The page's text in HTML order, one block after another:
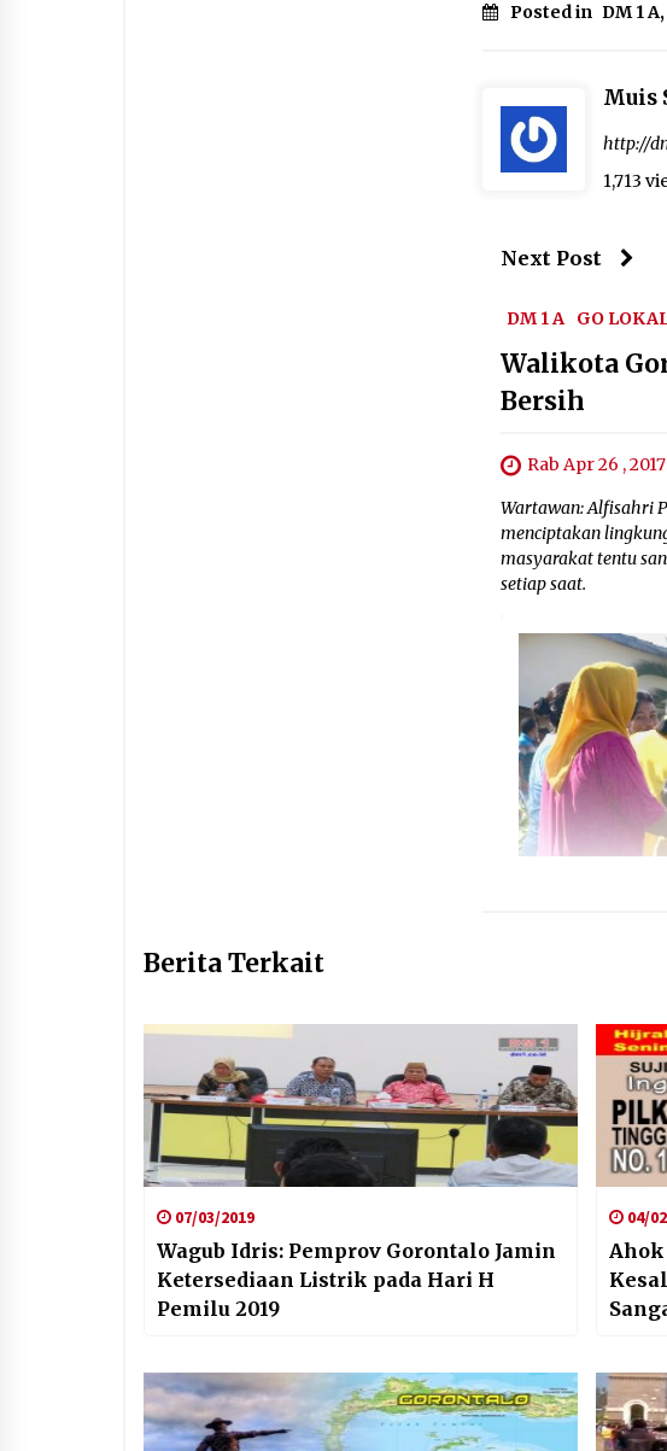
Posted in DM 1 A,
Muis
http://
1,713
Next Post
DM 1 A GO
Walikota
Bersih
Rab Apr 26 , 2017
Wartawan: Alfisahri
menciptakan
masyarakat tentu
setiap saat.
Berita Terkait
07/03/2019
Wagub Idris: Pemprov Gorontalo Jamin
Ketersediaan Listrik pada Hari H
Pemilu 2019
04/
Ahok